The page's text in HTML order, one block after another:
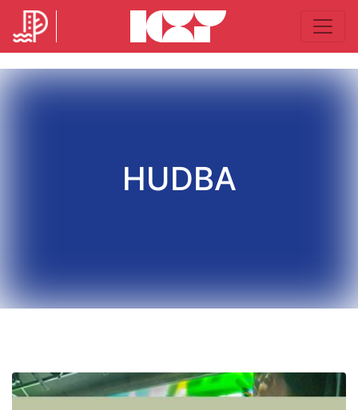
HUDBA